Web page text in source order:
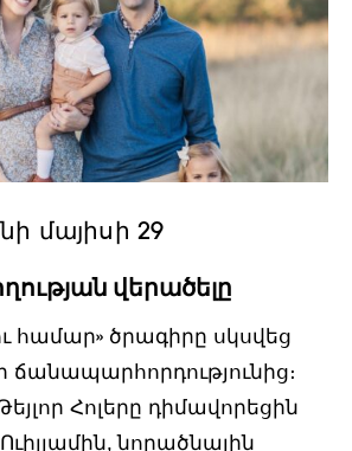
մայիսի 29
վերածելը
համար» ծրագիրը սկսվեց
ճանապարհորդությունից։
Հոլերը դիմավորեցին
Ուիլյամին, նորածնային